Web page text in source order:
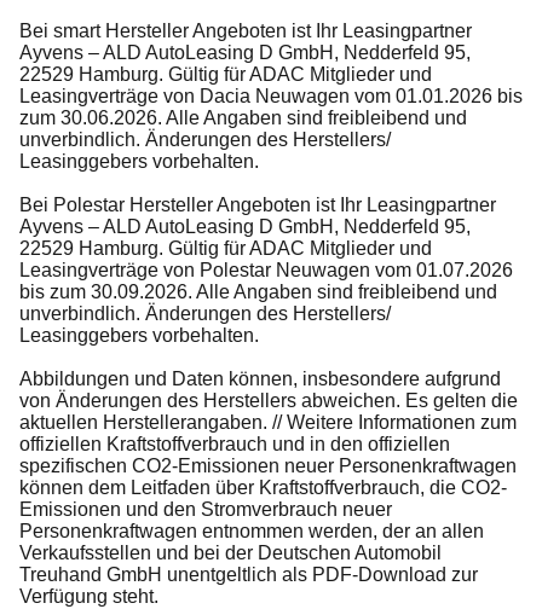
Bei smart Hersteller Angeboten ist Ihr Leasingpartner
Ayvens – ALD AutoLeasing D GmbH, Nedderfeld 95,
22529 Hamburg. Gültig für ADAC Mitglieder und
Leasingverträge von Dacia Neuwagen vom 01.01.2026 bis
zum 30.06.2026. Alle Angaben sind freibleibend und
unverbindlich. Änderungen des Herstellers/
Leasinggebers vorbehalten.
Bei Polestar Hersteller Angeboten ist Ihr Leasingpartner
Ayvens – ALD AutoLeasing D GmbH, Nedderfeld 95,
22529 Hamburg. Gültig für ADAC Mitglieder und
Leasingverträge von Polestar Neuwagen vom 01.07.2026
bis zum 30.09.2026. Alle Angaben sind freibleibend und
unverbindlich. Änderungen des Herstellers/
Leasinggebers vorbehalten.
Abbildungen und Daten können, insbesondere aufgrund
von Änderungen des Herstellers abweichen. Es gelten die
aktuellen Herstellerangaben. // Weitere Informationen zum
offiziellen Kraftstoffverbrauch und in den offiziellen
spezifischen CO2-Emissionen neuer Personenkraftwagen
können dem Leitfaden über Kraftstoffverbrauch, die CO2-
Emissionen und den Stromverbrauch neuer
Personenkraftwagen entnommen werden, der an allen
Verkaufsstellen und bei der Deutschen Automobil
Treuhand GmbH unentgeltlich als PDF-Download zur
Verfügung steht.